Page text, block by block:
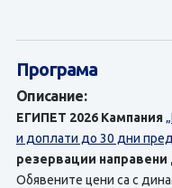
Програма
Описание:
ЕГИПЕТ 2026 Кампания
и доплати до 30 дни
резервации направени
Обявените цени са с